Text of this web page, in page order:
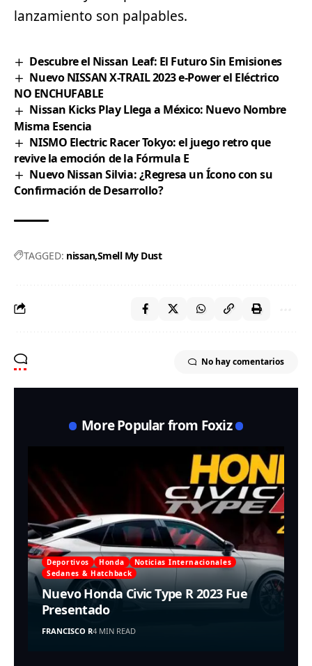
lanzamiento son palpables.
Descubre el Nissan Leaf: El Futuro Sin Emisiones
Nuevo NISSAN X-TRAIL 2023 e-Power el Eléctrico
NO ENCHUFABLE
Nissan Kicks Play Llega a México: Nuevo Nombre
Misma Esencia
NISMO Electric Racer Tokyo: el juego retro que
revive la emoción de la Fórmula E
Nuevo Nissan Silvia: ¿Regresa un Ícono con su
Confirmación de Desarrollo?
TAGGED: nissan Smell My Dust
No hay comentarios
More Popular from Foxiz
Deportivos Honda
Noticias Internacionales
Sedanes & Hatchback
Nuevo Honda Civic Type R 2023 Fue
Presentado
FRANCISCO R4 MIN READ